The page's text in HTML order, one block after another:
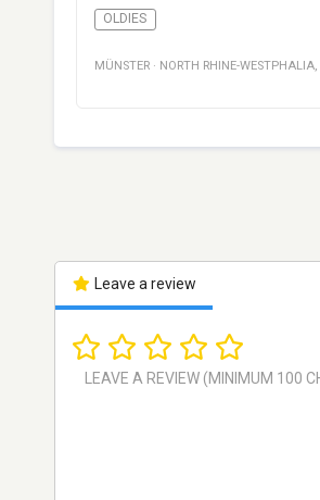
OLDIES
MÜNSTER · NORTH RHINE-WESTPHALIA,
Leave a review